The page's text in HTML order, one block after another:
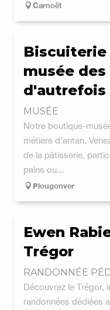
Carnoët
Biscuiterie
musée
d'autrefois
MUSÉE
Notre boutique-
métiers d’antan.
de la pâtisserie,
pains ou...
Plougonver
Ewen
Trégor
RANDONNÉE
Découvrez le Trégor,
randonnées dédiées